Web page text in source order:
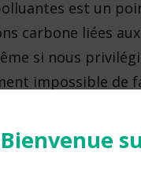
est un
carbone liées
si nous
impossible de
afin d’avoir un
Bienvenue